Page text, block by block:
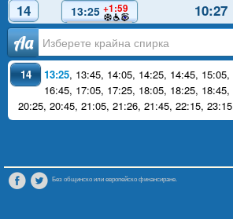
Как Да Стигна?
Инфо
14 13:25 +1:59 10:27
Аа
14 13:25, 13:45, 14:05, 14:25, 14:45, 15:05,
16:45, 17:05, 17:25, 18:05, 18:25, 18:45,
20:25, 20:45, 21:05, 21:26, 21:45, 22:15, 23:15
Без общинско или европейско финансиране.